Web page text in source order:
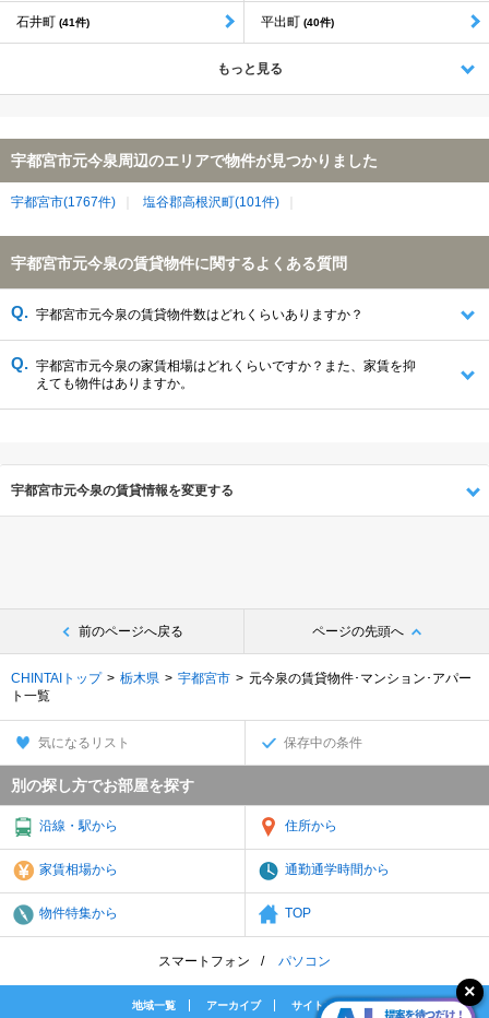
石井町 (41件) 平出町 (40件)
もっと見る
宇都宮市元今泉周辺のエリアで物件が見つかりました
宇都宮市(1767件) 塩谷郡高根沢町(101件)
宇都宮市元今泉の賃貸物件に関するよくある質問
宇都宮市元今泉の賃貸物件数はどれくらいありますか？
宇都宮市元今泉の家賃相場はどれくらいですか？また、家賃を抑
えても物件はありますか。
宇都宮市元今泉の賃貸情報を変更する
前のページへ戻る ページの先頭へ
CHINTAIトップ 栃木県 宇都宮市
元今泉の賃貸物件･マンション･アパー
ト一覧
気になるリスト 保存中の条件
別の探し方でお部屋を探す
沿線・駅から 住所から
家賃相場から 通勤通学時間から
物件特集から TOP
スマートフォン パソコン
地域一覧 アーカイブ サイトマップ